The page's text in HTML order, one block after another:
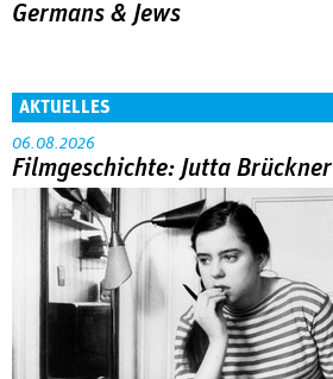
Germans & Jews
AKTUELLES
06.08.2026
Filmgeschichte: Jutta Brückner